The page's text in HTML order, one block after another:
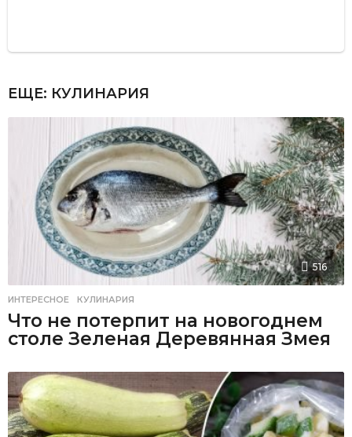
ЕЩЕ: КУЛИНАРИЯ
516
ИНТЕРЕСНОЕ ,КУЛИНАРИЯ
Что не потерпит на новогоднем
столе Зеленая Деревянная Змея